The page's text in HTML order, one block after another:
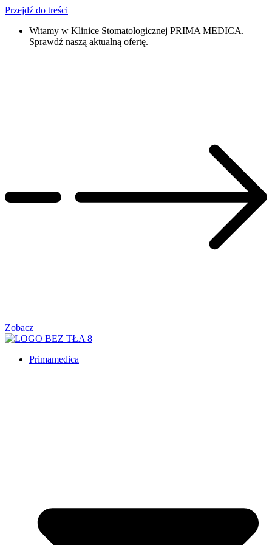
Przejdź do treści
Witamy w Klinice Stomatologicznej PRIMA MEDICA.
Sprawdź naszą aktualną ofertę.
Zobacz
Primamedica